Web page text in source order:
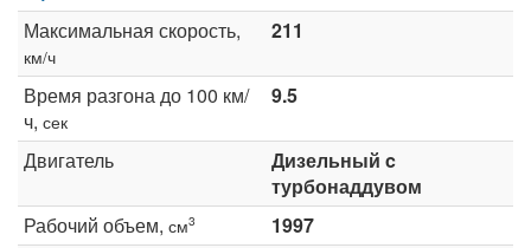
Максимальная скорость,
км/ч
211
Время разгона до 100 км/
ч, сек
9.5
Двигатель
Дизельный c
турбонаддувом
Рабочий объем, см3
1997